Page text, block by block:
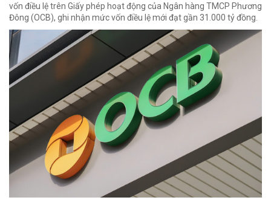
vốn điều lệ trên Giấy phép hoạt động của Ngân hàng TMCP Phương
Đông (OCB), ghi nhận mức vốn điều lệ mới đạt gần 31.000 tỷ đồng.